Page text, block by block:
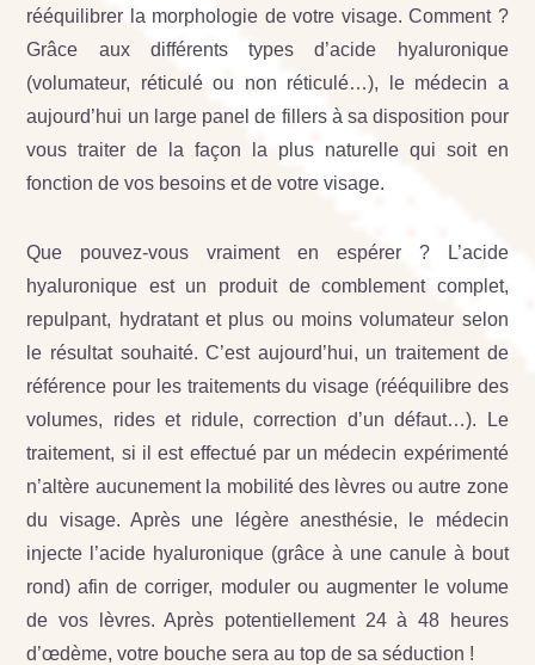
rééquilibrer la morphologie de votre visage. Comment ?
Grâce aux différents types d’acide hyaluronique
(volumateur, réticulé ou non réticulé…), le médecin a
aujourd’hui un large panel de fillers à sa disposition pour
vous traiter de la façon la plus naturelle qui soit en
fonction de vos besoins et de votre visage.
Que pouvez-vous vraiment en espérer ? L’acide
hyaluronique est un produit de comblement complet,
repulpant, hydratant et plus ou moins volumateur selon
le résultat souhaité. C’est aujourd’hui, un traitement de
référence pour les traitements du visage (rééquilibre des
volumes, rides et ridule, correction d’un défaut…). Le
traitement, si il est effectué par un médecin expérimenté
n’altère aucunement la mobilité des lèvres ou autre zone
du visage. Après une légère anesthésie, le médecin
injecte l’acide hyaluronique (grâce à une canule à bout
rond) afin de corriger, moduler ou augmenter le volume
de vos lèvres. Après potentiellement 24 à 48 heures
d’œdème, votre bouche sera au top de sa séduction !